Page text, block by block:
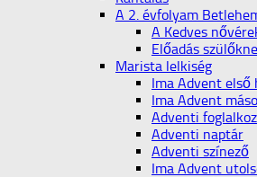
A 2. évfolyam
A Kedves
Előadás
Marista lelkiség
Ima Advent első
Ima Advent
Adventi
Adventi naptár
Adventi színező
Ima Advent